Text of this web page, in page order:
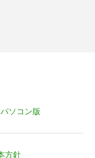
パソコン版
方針